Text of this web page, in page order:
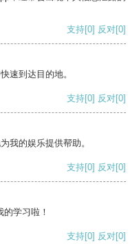
支持[0] 反对[0]
速到达目的地。
支持[0] 反对[0]
我的娱乐提供帮助。
支持[0] 反对[0]
学习啦！
支持[0] 反对[0]